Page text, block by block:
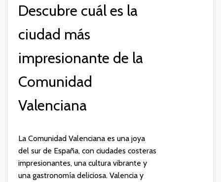
Descubre cuál es la
ciudad más
impresionante de la
Comunidad
Valenciana
La Comunidad Valenciana es una joya
del sur de España, con ciudades costeras
impresionantes, una cultura vibrante y
una gastronomía deliciosa. Valencia y